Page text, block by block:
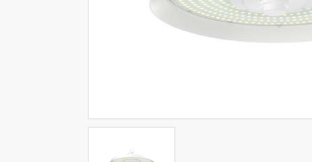
Tracklights